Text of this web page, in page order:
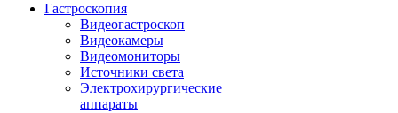
Гастроскопия
Видеогастроскоп
Видеокамеры
Видеомониторы
Источники света
Электрохирургические
аппараты